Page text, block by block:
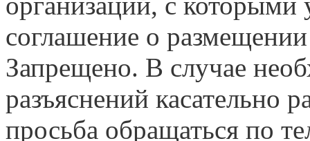
соглашение о
Запрещено. В случае
разъяснений
просьба обращаться по